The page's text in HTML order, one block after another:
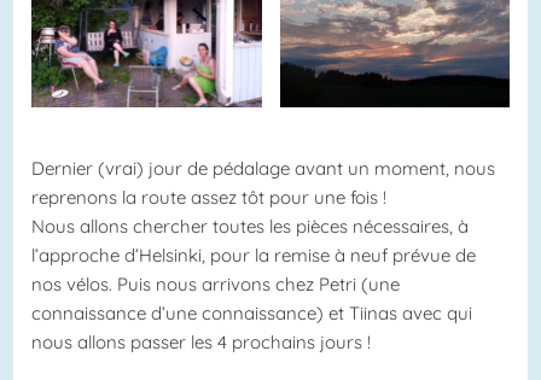
Dernier (vrai) jour de pédalage avant un moment, nous
reprenons la route assez tôt pour une fois !
Nous allons chercher toutes les pièces nécessaires, à
l’approche d’Helsinki, pour la remise à neuf prévue de
nos vélos. Puis nous arrivons chez Petri (une
connaissance d’une connaissance) et Tiinas avec qui
nous allons passer les 4 prochains jours !